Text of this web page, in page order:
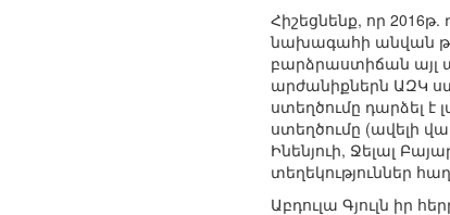
Հիշեցնենք, որ
նախագահի անվան
բարձրաստիճան այլ
արժանիքներն ԱԶԿ
ստեղծումը դարձել
ստեղծումը (ավելի
Ինենյուի, Ջելալ
տեղեկություններ
Աբդուլա Գյուլն իր